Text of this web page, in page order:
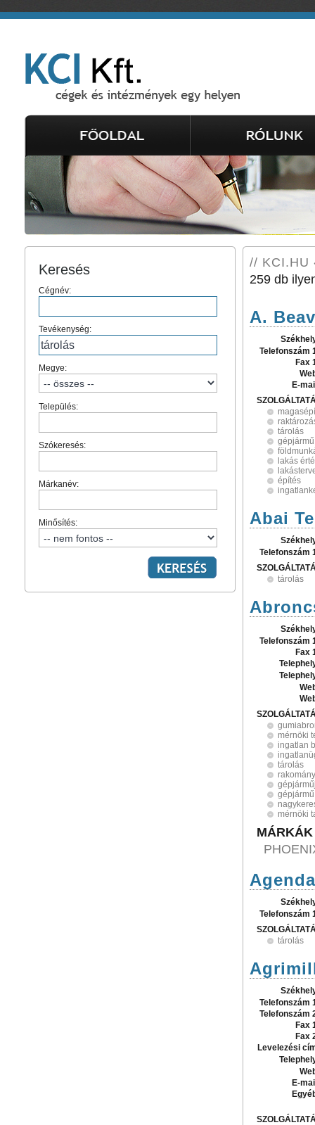
Keresés
Cégnév:
Tevékenység:
Megye:
Település:
Szókeresés:
Márkanév:
Minősítés:
// KCI.HU
259 db
A.
Telefonszám
Fax
E-
tárolás
lakás
építés
Abai
Telefonszám
tárolás
Telefonszám
Fax
mérnöki
ingatlan
tárolás
mérnöki
MÁRKÁK
Telefonszám
tárolás
Telefonszám
Telefonszám
Fax
Fax
Levelezési
E-